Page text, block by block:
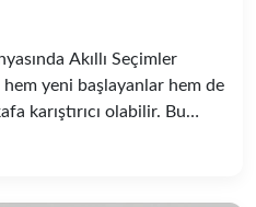
Akıllı Seçimler
yeni başlayanlar hem de
karıştırıcı olabilir. Bu
markaları arasında yer